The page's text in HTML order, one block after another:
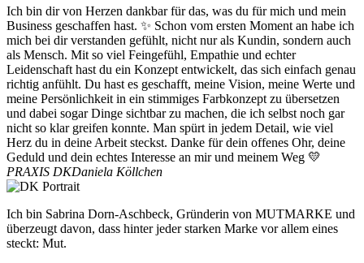
Ich bin dir von Herzen dankbar für das, was du für mich und mein
Business geschaffen hast. ✨ Schon vom ersten Moment an habe ich
mich bei dir verstanden gefühlt, nicht nur als Kundin, sondern auch
als Mensch. Mit so viel Feingefühl, Empathie und echter
Leidenschaft hast du ein Konzept entwickelt, das sich einfach genau
richtig anfühlt. Du hast es geschafft, meine Vision, meine Werte und
meine Persönlichkeit in ein stimmiges Farbkonzept zu übersetzen
und dabei sogar Dinge sichtbar zu machen, die ich selbst noch gar
nicht so klar greifen konnte. Man spürt in jedem Detail, wie viel
Herz du in deine Arbeit steckst. Danke für dein offenes Ohr, deine
Geduld und dein echtes Interesse an mir und meinem Weg 💛
PRAXIS DKDaniela Köllchen
Ich bin Sabrina Dorn-Aschbeck, Gründerin von MUTMARKE und
überzeugt davon, dass hinter jeder starken Marke vor allem eines
steckt: Mut.